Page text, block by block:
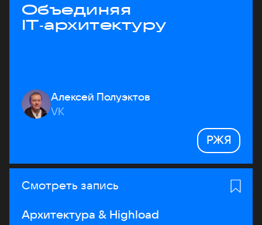
Объединяя
IT‑архитектуру
Алексей Полуэктов
VK
РЖЯ
Смотреть запись
Архитектура & Highload